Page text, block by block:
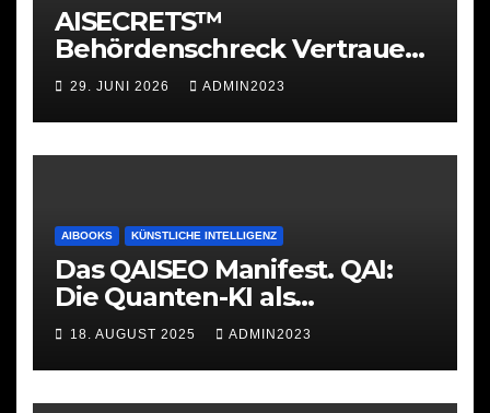
AISECRETS™
Behördenschreck Vertrauen.
Struktur. Unterstützung.
29. JUNI 2026 ADMIN2023
AIBOOKS KÜNSTLICHE INTELLIGENZ
Das QAISEO Manifest. QAI:
Die Quanten-KI als
Werkzeug
18. AUGUST 2025 ADMIN2023